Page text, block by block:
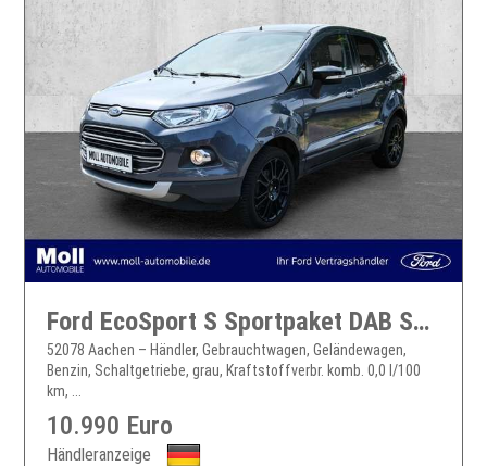
Ford EcoSport S Sportpaket DAB SHZ Keyless Start Alarm Rückfahrk
52078 Aachen – Händler, Gebrauchtwagen, Geländewagen,
Benzin, Schaltgetriebe, grau, Kraftstoffverbr. komb. 0,0 l/100
km, ...
10.990 Euro
Händleranzeige